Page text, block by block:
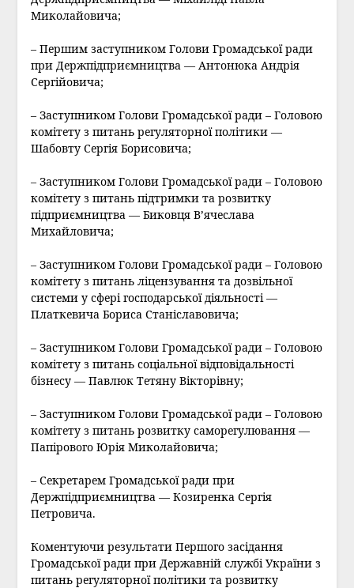
Миколайовича;
– Першим заступником Голови Громадської ради
при Держпідприємництва — Антонюка Андрія
Сергійовича;
– Заступником Голови Громадської ради – Головою
комітету з питань регуляторної політики —
Шабовту Сергія Борисовича;
– Заступником Голови Громадської ради – Головою
комітету з питань підтримки та розвитку
підприємництва — Биковця В’ячеслава
Михайловича;
– Заступником Голови Громадської ради – Головою
комітету з питань ліцензування та дозвільної
системи у сфері господарської діяльності —
Платкевича Бориса Станіславовича;
– Заступником Голови Громадської ради – Головою
комітету з питань соціальної відповідальності
бізнесу — Павлюк Тетяну Вікторівну;
– Заступником Голови Громадської ради – Головою
комітету з питань розвитку саморегулювання —
Папірового Юрія Миколайовича;
– Секретарем Громадської ради при
Держпідприємництва — Козиренка Сергія
Петровича.
Коментуючи результати Першого засідання
Громадської ради при Державній службі України з
питань регуляторної політики та розвитку